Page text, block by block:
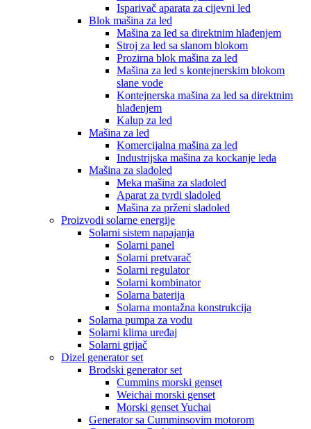
Isparivač aparata za cijevni led
Blok mašina za led
Mašina za led sa direktnim hlađenjem
Stroj za led sa slanom blokom
Prozirna blok mašina za led
Mašina za led s kontejnerskim blokom
slane vode
Kontejnerska mašina za led sa direktnim
hlađenjem
Kalup za led
Mašina za led
Komercijalna mašina za led
Industrijska mašina za kockanje leda
Mašina za sladoled
Meka mašina za sladoled
Aparat za tvrdi sladoled
Mašina za prženi sladoled
Proizvodi solarne energije
Solarni sistem napajanja
Solarni panel
Solarni pretvarač
Solarni regulator
Solarni kombinator
Solarna baterija
Solarna montažna konstrukcija
Solarna pumpa za vodu
Solarni klima uređaj
Solarni grijač
Dizel generator set
Brodski generator set
Cummins morski genset
Weichai morski genset
Morski genset Yuchai
Generator sa Cumminsovim motorom